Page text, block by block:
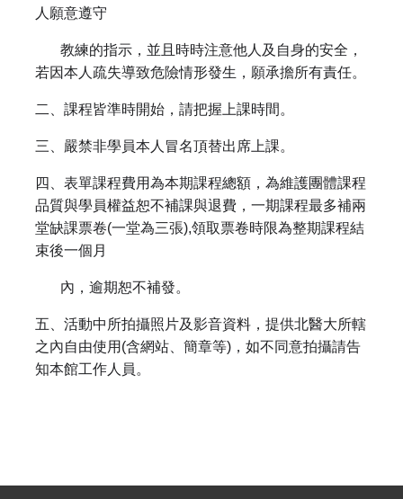
人願意遵守
教練的指示，並且時時注意他人及自身的安全，
若因本人疏失導致危險情形發生，願承擔所有責任。
二、課程皆準時開始，請把握上課時間。
三、嚴禁非學員本人冒名頂替出席上課。
四、表單課程費用為本期課程總額，為維護團體課程
品質與學員權益恕不補課與退費，一期課程最多補兩
堂缺課票卷(一堂為三張),領取票卷時限為整期課程結
束後一個月
內，逾期恕不補發。
五、活動中所拍攝照片及影音資料，提供北醫大所轄
之內自由使用(含網站、簡章等)，如不同意拍攝請告
知本館工作人員。